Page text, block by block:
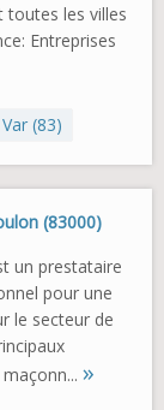
toutes les villes
Entreprises
Var (83)
(83000)
un prestataire
pour une
le secteur de
»